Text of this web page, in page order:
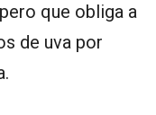
que obliga a
de uva por